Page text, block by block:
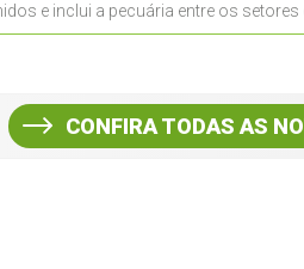
e inclui a pecuária entre os
CONFIRA TODAS AS